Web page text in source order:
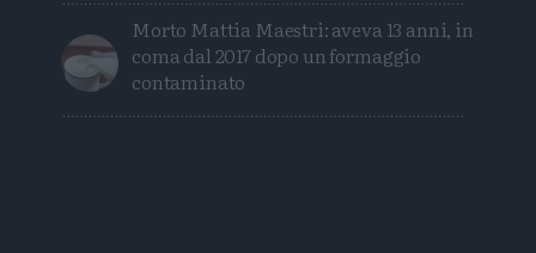
Morto Mattia Maestri: aveva 13 anni, in
coma dal 2017 dopo un formaggio
contaminato